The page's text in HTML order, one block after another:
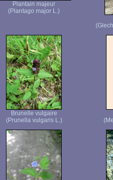
Plantain majeur
(Plantago major L.)
Brunelle vulgaire
(Prunella vulgaris L.)